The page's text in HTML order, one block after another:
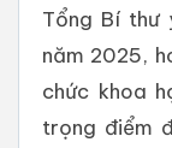
Tổng Bí thư
năm 2025,
chức khoa
trọng điểm